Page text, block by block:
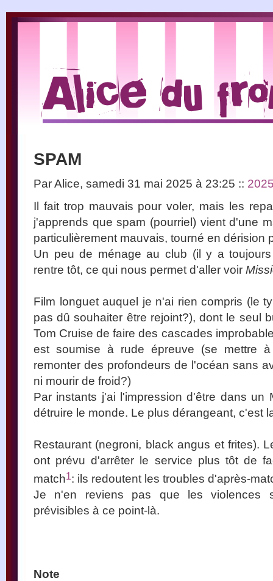
SPAM
Par Alice, samedi 31 mai 2025 à 23:25 ::
Il fait trop mauvais pour voler, mais les
j'apprends que spam (pourriel) vient d'une
particulièrement mauvais, tourné en dérision
Un peu de ménage au club (il y a
rentre tôt, ce qui nous permet d'aller voir
Film longuet auquel je n'ai rien compris (le
pas dû souhaiter être rejoint?), dont le seul
Tom Cruise de faire des cascades
est soumise à rude épreuve (se mettre
remonter des profondeurs de l'océan sans
ni mourir de froid?)
Par instants j'ai l'impression d'être dans un
détruire le monde. Le plus dérangeant, c'est
Restaurant (negroni, black angus et frites).
ont prévu d'arrêter le service plus tôt de
match1: ils redoutent les troubles d'après-
Je n'en reviens pas que les violences
prévisibles à ce point-là.
Note